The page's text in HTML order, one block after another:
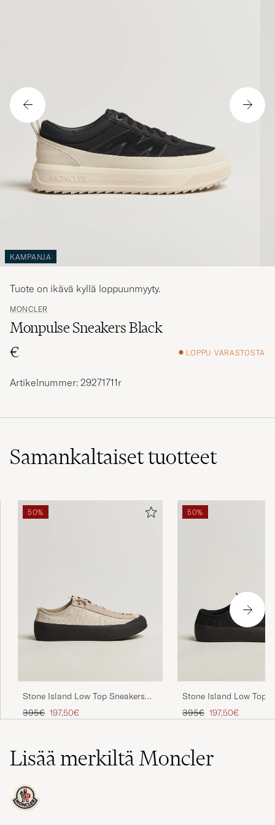
KAMPANJA
MONCLER
Monpulse Sneakers Black
€
LOPPU VARASTOSTA
Tuote on ikävä kyllä loppuunmyyty.
Artikelnummer: 29271711r
Samankaltaisettuotteet
50%
Stone Island Low Top Sneakers
Oats
Tavallinen hinta
395€ Alennettu hinta
197,50€
50%
Stone Island Low Top
Black
Tavallinen hinta
395€ Alennettu hinta
197,50€
Lisää merkiltä Moncler